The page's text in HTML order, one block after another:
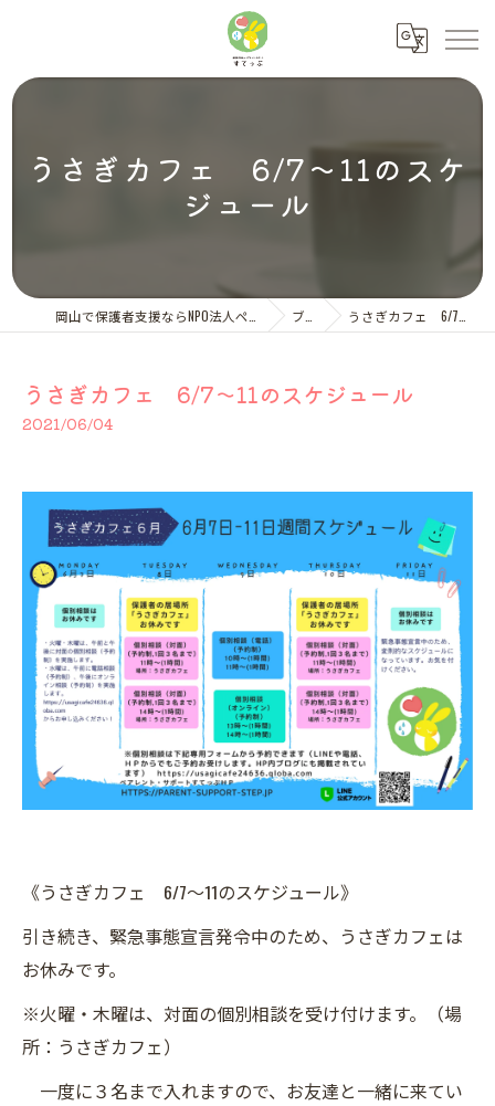
うさぎカフェ 6/7～11のスケ
ジュール
ブログ うさぎカフェ 6/7～11のスケジュール
うさぎカフェ 6/7～11のスケジュール
2021/06/04
《うさぎカフェ 6/7～11のスケジュール》
引き続き、緊急事態宣言発令中のため、うさぎカフェは
お休みです。
※火曜・木曜は、対面の個別相談を受け付けます。（場
所：うさぎカフェ）
一度に３名まで入れますので、お友達と一緒に来てい